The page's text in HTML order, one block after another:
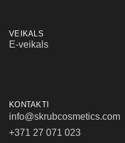
VEIKALS
E-veikals
KONTAKTI
info@skrubcosmetics.com
+371 27 071 023